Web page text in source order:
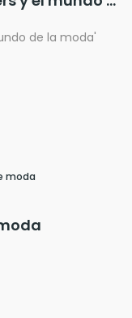
de la moda'
moda